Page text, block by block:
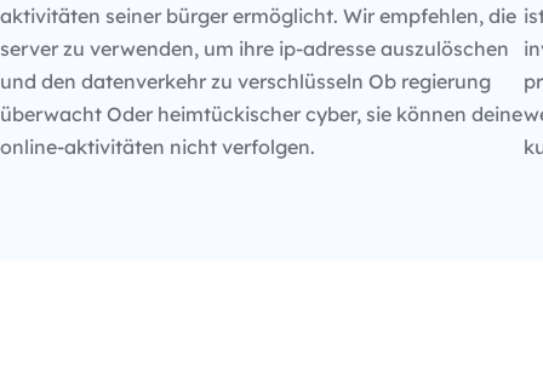
aktivitäten seiner bürger ermöglicht. Wir empfehlen, die
server zu verwenden, um ihre ip-adresse auszulöschen
und den datenverkehr zu verschlüsseln Ob regierung
überwacht Oder heimtückischer cyber, sie können deine
online-aktivitäten nicht verfolgen.